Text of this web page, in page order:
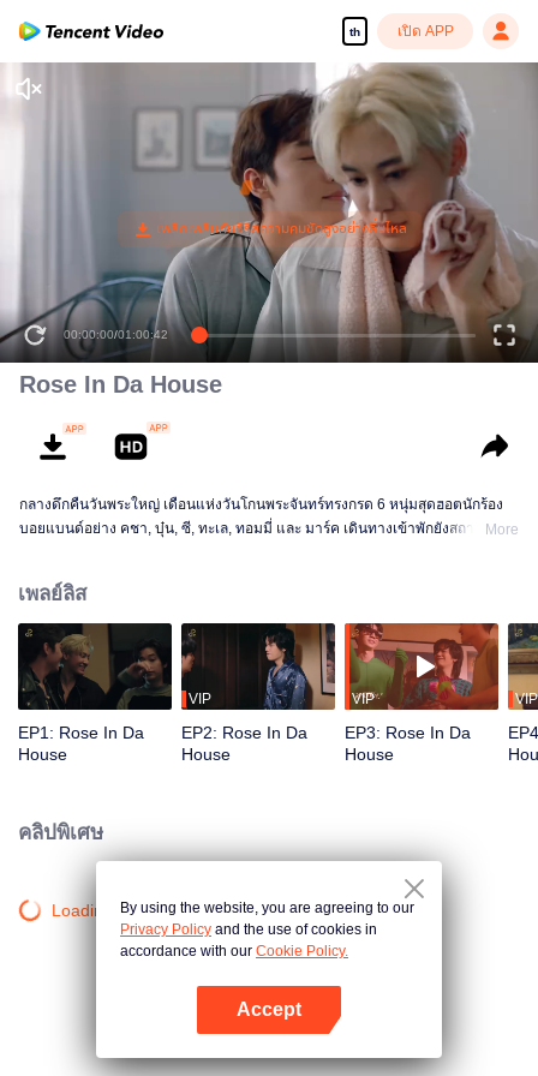
th เปิด APP
00:00:00/01:00:42
Rose In Da House
กลางดึกคืนวันพระใหญ่ เดือนแห่งวันโกนพระจันทร์ทรงกรด 6 หนุ่มสุดฮอตนักร้อง
บอยแบนด์อย่าง คชา, บุ๋น, ซี, ทะเล, ทอมมี่ และ มาร์ค เดินทางเข้าพักยังสถานที่
คอนเสิร์ตของพวกเขา จะนำมาพบเจอเรื่องราววุ่นวายโกลาหลใน 'บ้านอิฐแดง'
บ้านที่มี 'อีโรส' ผีสาวขี้เหงา บ้าผู้ชาย ติดซีรีส์ เขินคู่จิ้น ที่อาศัยอยู่ในบ้านหลังนี้มา
เป็นเวลาร่วม 200 ปีเหตุการณ์ไม่คาดฝันเหนือจินตนาการ เพี้ยนพิลึก ฮาโบ๊ะบ๊ะ กับ
ประวัติอันลึกลับซับซ้อนชวนหัวในบ้านอิฐแดง จนทำให้ทั้ง 6 หนุ่มต้องมาทำภารกิจ
ค้นหาคำตอบ ว่าแท้จริงแล้วเกิดอะไรขึ้นกับพวกเขากันแน่ บ้านที่พวกเขาอยู่มีผี
More
เพลย์ลิส
EP1: Rose In Da
House
VIP
EP2: Rose In Da
House
VIP
EP3: Rose In Da
House
VIP
คลิปพิเศษ
Loading…By using the website, you are agreeing to our
Privacy Policy and the use of cookies in
accordance with our Cookie Policy.
Accept